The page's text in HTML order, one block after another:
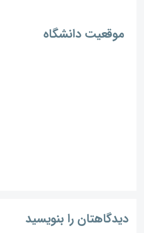
موقعیت دانشگاه
دیدگاهتان را بنویسید